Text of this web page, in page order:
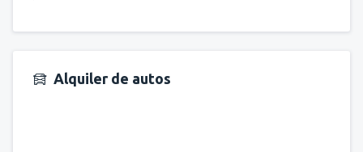
Alquiler de autos